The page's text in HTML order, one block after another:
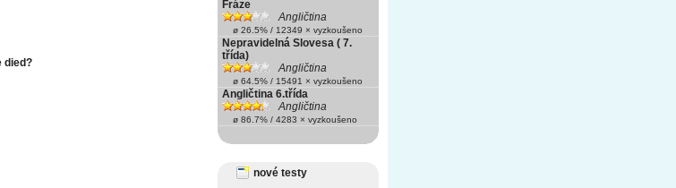
died?
Fráze
Angličtina
ø 26.5% / 12349 × vyzkoušeno
Nepravidelná Slovesa ( 7.
třída)
Angličtina
ø 64.5% / 15491 × vyzkoušeno
Angličtina 6.třída
Angličtina
ø 86.7% / 4283 × vyzkoušeno
nové testy